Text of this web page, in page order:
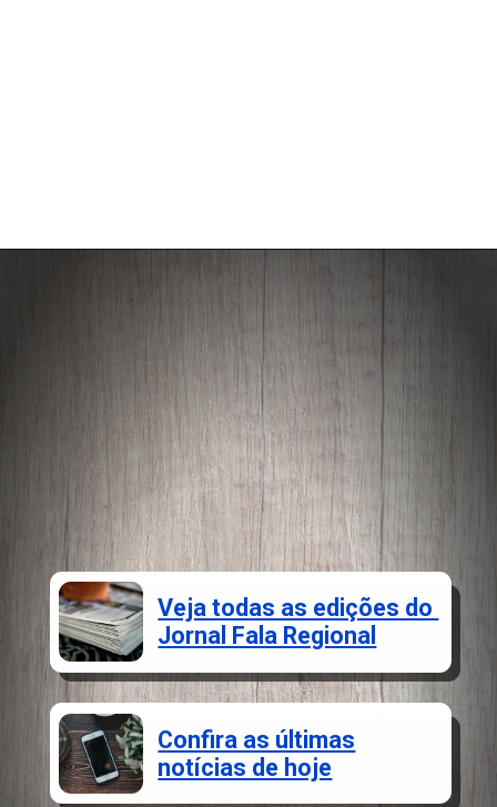
Veja todas as edições do
Jornal Fala Regional
Confira as últimas
notícias de hoje